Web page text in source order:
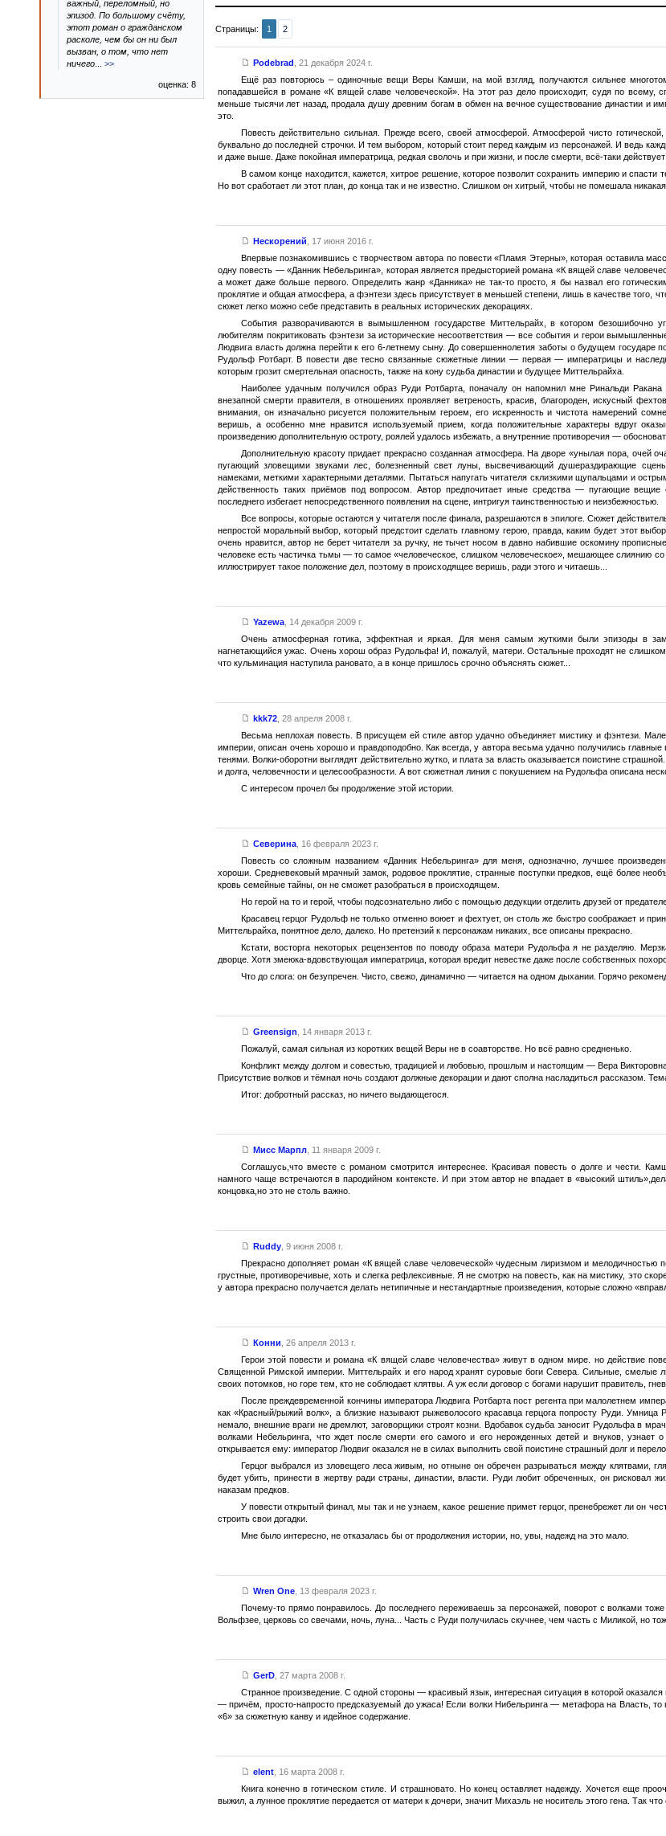
Страницы: 1 2
Podebrad 21 декабря 2024 г.
Ещё раз повторюсь – одиночные вещи Веры Камши, на мой взгляд, получаются сильнее
попадавшейся в романе «К вящей славе человеческой». На этот раз дело происходит, судя по всему,
меньше тысячи лет назад, продала душу древним богам в обмен на вечное существование династии и
это.
Повесть действительно сильная. Прежде всего, своей атмосферой. Атмосферой чисто
буквально до последней строчки. И тем выбором, который стоит перед каждым из персонажей. И ведь
и даже выше. Даже покойная императрица, редкая сволочь и при жизни, и после смерти, всё-таки
В самом конце находится, кажется, хитрое решение, которое позволит сохранить империю и
Но вот сработает ли этот план, до конца так и не известно. Слишком он хитрый, чтобы не помешала никакая
Нескорений
17 июня 2016 г.
Впервые познакомившись с творчеством автора по повести «Пламя Этерны», которая оставила
одну повесть — «Данник Небельринга», которая является предысторией романа «К вящей славе
а может даже больше первого. Определить жанр «Данника» не так-то просто, я бы назвал его
проклятие и общая атмосфера, а фэнтези здесь присутствует в меньшей степени, лишь в качестве
сюжет легко можно себе представить в реальных исторических декорациях.
События разворачиваются в вымышленном государстве Миттельрайх, в котором безошибочно
любителям покритиковать фэнтези за исторические несоответствия — все события и герои
Людвига власть должна перейти к его 6-летнему сыну. До совершеннолетия заботы о будущем
Рудольф Ротбарт. В повести две тесно связанные сюжетные линии — первая — императрицы и
которым грозит смертельная опасность, также на кону судьба династии и будущее Миттельрайха.
Наиболее удачным получился образ Руди Ротбарта, поначалу он напомнил мне Ринальди
внезапной смерти правителя, в отношениях проявляет ветреность, красив, благороден, искусный
внимания, он изначально рисуется положительным героем, его искренность и чистота намерений
веришь, а особенно мне нравится используемый прием, когда положительные характеры вдруг
произведению дополнительную остроту, роялей удалось избежать, а внутренние противоречия —
Дополнительную красоту придает прекрасно созданная атмосфера. На дворе «унылая пора, очей
пугающий зловещими звуками лес, болезненный свет луны, высвечивающий душераздирающие
намеками, меткими характерными деталями. Пытаться напугать читателя склизкими щупальцами и
действенность таких приёмов под вопросом. Автор предпочитает иные средства — пугающие
последнего избегает непосредственного появления на сцене, интригуя таинственностью и неизбежностью.
Все вопросы, которые остаются у читателя после финала, разрешаются в эпилоге. Сюжет
непростой моральный выбор, который предстоит сделать главному герою, правда, каким будет этот
очень нравится, автор не берет читателя за ручку, не тычет носом в давно набившие оскомину
человеке есть частичка тьмы — то самое «человеческое, слишком человеческое», мешающее слиянию
иллюстрирует такое положение дел, поэтому в происходящее веришь, ради этого и читаешь...
Yazewa, 14 декабря 2009 г.
Очень атмосферная готика, эффектная и яркая. Для меня самым жуткими были эпизоды в
нагнетающийся ужас. Очень хорош образ Рудольфа! И, пожалуй, матери. Остальные проходят не
что кульминация наступила рановато, а в конце пришлось срочно объяснять сюжет...
kkk72, 28 апреля 2008 г.
Весьма неплохая повесть. В присущем ей стиле автор удачно объединяет мистику и фэнтези.
империи, описан очень хорошо и правдоподобно. Как всегда, у автора весьма удачно получились
тенями. Волки-оборотни выглядят действительно жутко, и плата за власть оказывается поистине
и долга, человечности и целесообразности. А вот сюжетная линия с покушением на Рудольфа описана
С интересом прочел бы продолжение этой истории.
Северина, 16 февраля 2023 г.
Повесть со сложным названием «Данник Небельринга» для меня, однозначно, лучшее
хороши. Средневековый мрачный замок, родовое проклятие, странные поступки предков, ещё более
кровь семейные тайны, он не сможет разобраться в происходящем.
Но герой на то и герой, чтобы подсознательно либо с помощью дедукции отделить друзей от
Красавец герцог Рудольф не только отменно воюет и фехтует, он столь же быстро соображает и
Миттельрайха, понятное дело, далеко. Но претензий к персонажам никаких, все описаны прекрасно.
Кстати, восторга некоторых рецензентов по поводу образа матери Рудольфа я не разделяю.
дворце. Хотя змеюка-вдовствующая императрица, которая вредит невестке даже после собственных
Что до слога: он безупречен. Чисто, свежо, динамично — читается на одном дыхании. Горячо
Greensign
14 января 2013 г.
Пожалуй, самая сильная из коротких вещей Веры не в соавторстве. Но всё равно средненько.
Конфликт между долгом и совестью, традицией и любовью, прошлым и настоящим — Вера
Присутствие волков и тёмная ночь создают должные декорации и дают сполна насладиться рассказом.
Итог: добротный рассказ, но ничего выдающегося.
Мисс Марпл, 11 января 2009 г.
Соглашусь,что вместе с романом смотрится интереснее. Красивая повесть о долге и чести.
намного чаще встречаются в пародийном контексте. И при этом автор не впадает в «высокий
концовка,но это не столь важно.
Ruddy, 9 июня 2008 г.
Прекрасно дополняет роман «К вящей славе человеческой» чудесным лиризмом и мелодичностью
грустные, противоречивые, хоть и слегка рефлексивные. Я не смотрю на повесть, как на мистику, это
у автора прекрасно получается делать нетипичные и нестандартные произведения, которые сложно
Конни 26 апреля 2013 г.
Герои этой повести и романа «К вящей славе человечества» живут в одном мире. но действие
Священной Римской империи. Миттельрайх и его народ хранят суровые боги Севера. Сильные, смелые
своих потомков, но горе тем, кто не соблюдает клятвы. А уж если договор с богами нарушит правитель,
После преждевременной кончины императора Людвига Ротбарта пост регента при малолетнем
как «Красный/рыжий волк», а близкие называют рыжеволосого красавца герцога попросту Руди.
немало, внешние враги не дремлют, заговорщики строят козни. Вдобавок судьба заносит Рудольфа в
волками Небельринга, что ждет после смерти его самого и его нерожденных детей и внуков,
открывается ему: император Людвиг оказался не в силах выполнить свой поистине страшный долг и
Герцог выбрался из зловещего леса живым, но отныне он обречен разрываться между клятвами,
будет убить, принести в жертву ради страны, династии, власти. Руди любит обреченных, он
наказам предков.
У повести открытый финал, мы так и не узнаем, какое решение примет герцог, пренебрежет ли он
строить свои догадки.
Мне было интересно, не отказалась бы от продолжения истории, но, увы, надежд на это мало.
Wren One, 13 февраля 2023 г.
Почему-то прямо понравилось. До последнего переживаешь за персонажей, поворот с волками
Вольфзее, церковь со свечами, ночь, луна... Часть с Руди получилась скучнее, чем часть с Миликой, но
GerD, 27 марта 2008 г.
Странное произведение. С одной стороны — красивый язык, интересная ситуация в которой
— причём, просто-напросто предсказуемый до ужаса! Если волки Нибельринга — метафора на Власть, то
«6» за сюжетную канву и идейное содержание.
elent, 16 марта 2008 г.
Книга конечно в готическом стиле. И страшновато. Но конец оставляет надежду. Хочется еще
выжил, а лунное проклятие передается от матери к дочери, значит Михаэль не носитель этого гена. Так
важный, переломный, но
эпизод. По большому счёту,
этот роман о гражданском
расколе, чем бы он ни был
вызван, о том, что нет
ничего
>>
оценка: 8